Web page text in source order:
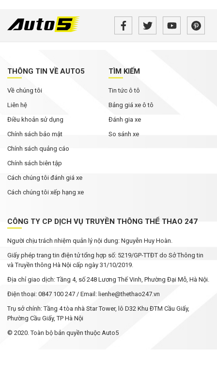
Bán tải điện VinFast VF Wild bản tiền thương
Không chỉ cạnh tranh bằng giá bán, các hãng ô
tô đua nhau nâng thời hạn bảo hành
Rolls-Royce Phantom siêu hiếm xuất hiện trong
THÔNG TIN VỀ AUTO5
Về chúng tôi
Liên hệ
Điều khoản sử dụng
Chính sách bảo mật
Chính sách quảng cáo
Chính sách biên tập
Cách chúng tôi đánh giá xe
Cách chúng tôi xếp hạng xe
TÌM KIẾM
Tin tức ô tô
Bảng giá xe ô tô
Đánh gia xe
So sánh xe
CÔNG TY CP DỊCH VỤ TRUYỀN THÔNG THỂ THAO 247
Người chịu trách nhiệm quản lý nội dung: Nguyễn Huy Hoàn.
Giấy phép trang tin điện tử tổng hợp số: 5219/GP-TTĐT do Sở Thông tin
và Truyền thông Hà Nội cấp ngày 31/10/2019.
Địa chỉ giao dịch: Tầng 4, số 248 Lương Thế Vinh, Phường Đại Mỗ, Hà Nội.
Điện thoại: 0847 100 247 / Email: lienhe@thethao247.vn
Trụ sở chính: Tầng 4 tòa nhà Star Tower, lô D32 Khu ĐTM Cầu Giấy,
Phường Cầu Giấy, TP Hà Nội
© 2020. Toàn bộ bản quyền thuộc Auto5